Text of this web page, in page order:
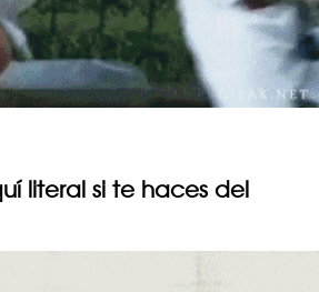
literal si te haces del